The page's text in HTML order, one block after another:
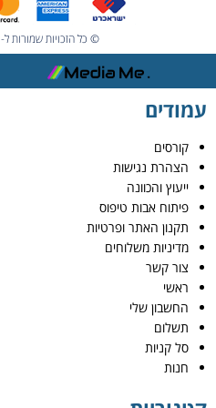
© כל הזכויות שמורות ל- Hackstore.co.il
עמודים
קורסים
הצהרת נגישות
ייעוץ והכוונה
פיתוח אבות טיפוס
תקנון האתר ופרטיות
מדיניות משלוחים
צור קשר
ראשי
החשבון שלי
תשלום
סל קניות
חנות